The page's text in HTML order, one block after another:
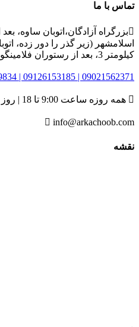
ما
آزادگان،اتوبان ساوه، بعد از
(زیر گذر را دور زده، اتوبان
| 09126153185 | 09021562371
18 | روز های تعطیل با هماهنگی قبلی
